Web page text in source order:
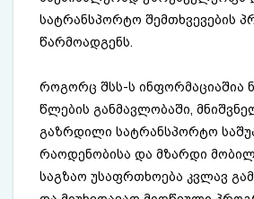
სატრანსპორტო შემთხვევების
წარმოადგენს.
როგორც შსს-ს ინფორმაციაშია
წლების განმავლობაში,
გაზრდილი სატრანსპორტო
რაოდენობისა და მზარდი
საგზაო უსაფრთხოება კვლავ